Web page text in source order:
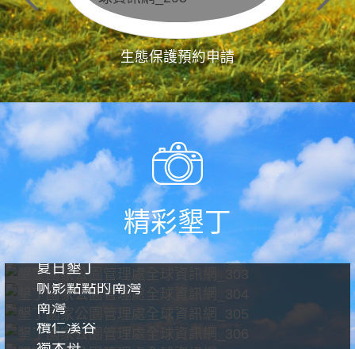
生態保護預約申請
精彩墾丁
夏日墾丁
帆影點點的南灣
南灣
欖仁溪谷